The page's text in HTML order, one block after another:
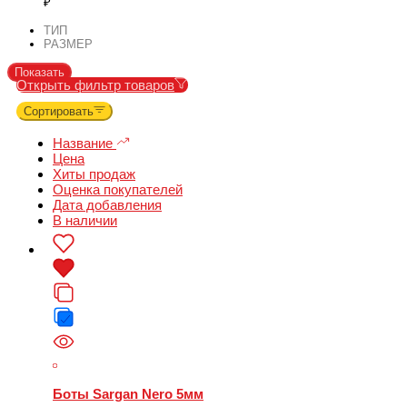
ТИП
РАЗМЕР
Показать
Открыть фильтр товаров
Сортировать
Название
Цена
Хиты продаж
Оценка покупателей
Дата добавления
В наличии
Боты Sargan Nero 5мм